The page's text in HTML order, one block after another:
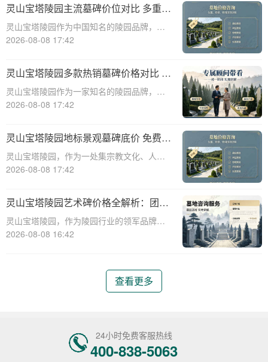
灵山宝塔陵园主流墓碑价位对比 多重优
惠叠加省钱攻略详解
灵山宝塔陵园作为中国知名的陵园品牌，其
墓碑产品种类丰富，价格区间广泛，能够满
发，详细介绍灵山宝塔陵园主流墓碑的价位
对比，并为您提供多重优惠叠加省钱攻略，
帮助您在选购
2026-08-08 17:42
灵山宝塔陵园多款热销墓碑价格对比 多
重优惠组合省钱指南
灵山宝塔陵园作为一家知名的陵园品牌，提
供多种高质量且价格合理的墓碑选择。本文
格对比，并提供多重优惠组合省钱指南，帮
助消费者在选购墓碑时做出明智的决策。☎
灵山宝塔
2026-08-08 17:42
灵山宝塔陵园地标景观墓碑底价 免费班
车配套购墓即享详解
灵山宝塔陵园，作为一处集宗教文化、人文
景观与现代园林艺术于一体的标志性陵园，
所的首选。本文将详细解析灵山宝塔陵园地
标景观墓碑的底价政策以及免费班车配套购
墓服务的具
2026-08-08 17:42
灵山宝塔陵园艺术碑价格全解析：团购
更享折上折优惠！
灵山宝塔陵园，作为陵园行业的领军品牌，
凭借其创新的艺术碑设计和亲民的价位体
介绍团体采购的叠加折扣优惠，旨在为消费
2026-08-08 16:42
查看更多
24小时免费客服热线
400-838-5063